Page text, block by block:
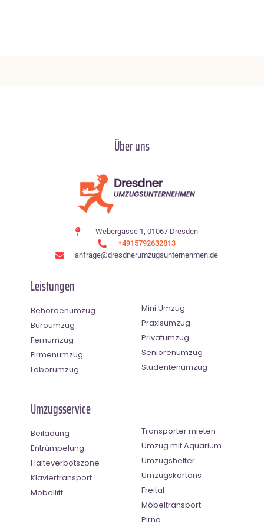
Über uns
Webergasse 1, 01067 Dresden
+4915792632813
anfrage@dresdnerumzugsunternehmen.de
Leistungen
Behördenumzug
Büroumzug
Fernumzug
Firmenumzug
Laborumzug
Mini Umzug
Praxisumzug
Privatumzug
Seniorenumzug
Studentenumzug
Umzugsservice
Beiladung
Entrümpelung
Halteverbotszone
Klaviertransport
Möbellift
Transporter mieten
Umzug mit Aquarium
Umzugshelfer
Umzugskartons
Freital
Möbeltransport
Pirna